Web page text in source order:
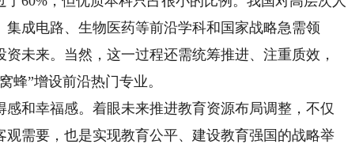
成电路、生物医药等前沿学科和国家战略急需领
未来。当然，这一过程还需统筹推进、注重质效，
蜂”增设前沿热门专业。
幸福感。着眼未来推进教育资源布局调整，不仅
需要，也是实现教育公平、建设教育强国的战略举